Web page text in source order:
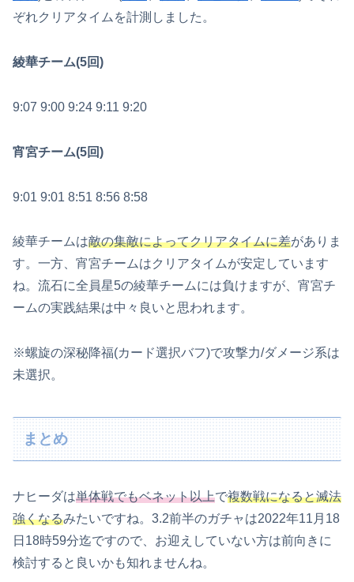
ぞれクリアタイムを計測しました。
綾華チーム(5回)
9:07 9:00 9:24 9:11 9:20
宵宮チーム(5回)
9:01 9:01 8:51 8:56 8:58
綾華チームは敵の集敵によってクリアタイムに差がありま
す。一方、宵宮チームはクリアタイムが安定しています
ね。流石に全員星5の綾華チームには負けますが、宵宮チ
ームの実践結果は中々良いと思われます。
※螺旋の深秘降福(カード選択バフ)で攻撃力/ダメージ系は
未選択。
まとめ
ナヒーダは単体戦でもベネット以上で複数戦になると滅法
強くなるみたいですね。3.2前半のガチャは2022年11月18
日18時59分迄ですので、お迎えしていない方は前向きに
検討すると良いかも知れませんね。